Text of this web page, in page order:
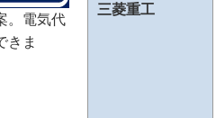
。電気代
きま
三菱重工